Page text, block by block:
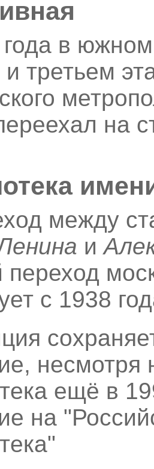
в
третьем
на
между
и
с 1938
несмотря
ещё в
на